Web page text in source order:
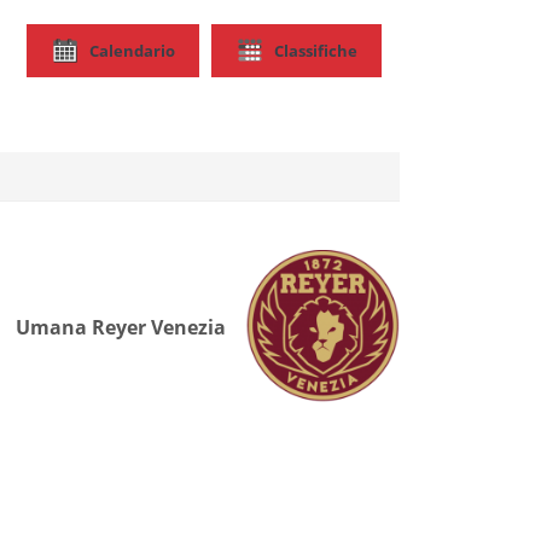
Calendario Classifiche
Umana Reyer Venezia